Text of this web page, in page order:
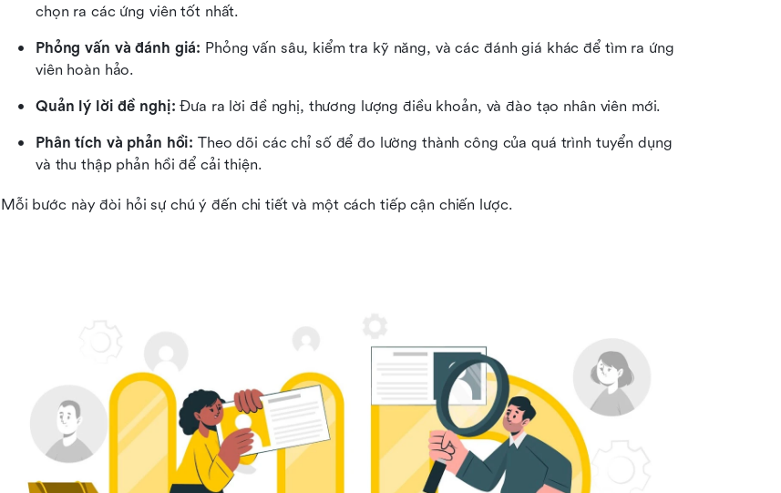
chọn ra các ứng viên tốt nhất.
Phỏng vấn và đánh giá: Phỏng vấn sâu, kiểm tra kỹ năng, và các đánh giá khác để tìm ra ứng
viên hoàn hảo.
Quản lý lời đề nghị: Đưa ra lời đề nghị, thương lượng điều khoản, và đào tạo nhân viên mới.
Phân tích và phản hồi: Theo dõi các chỉ số để đo lường thành công của quá trình tuyển dụng
và thu thập phản hồi để cải thiện.
Mỗi bước này đòi hỏi sự chú ý đến chi tiết và một cách tiếp cận chiến lược.